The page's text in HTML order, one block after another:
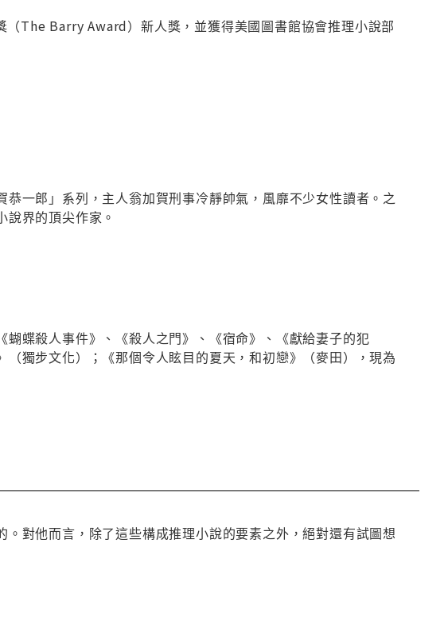
The Barry Award）新人獎，並獲得美國圖書館協會推理小說部
一郎」系列，主人翁加賀刑事冷靜帥氣，風靡不少女性讀者。之
界的頂尖作家。
蝶殺人事件》、《殺人之門》、《宿命》、《獻給妻子的犯
獨步文化）；《那個令人眩目的夏天，和初戀》（麥田），現為
對他而言，除了這些構成推理小說的要素之外，絕對還有試圖想